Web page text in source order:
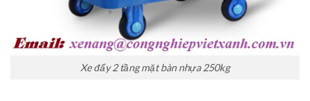
Xe đẩy 2 tầng mặt bàn nhựa 250kg